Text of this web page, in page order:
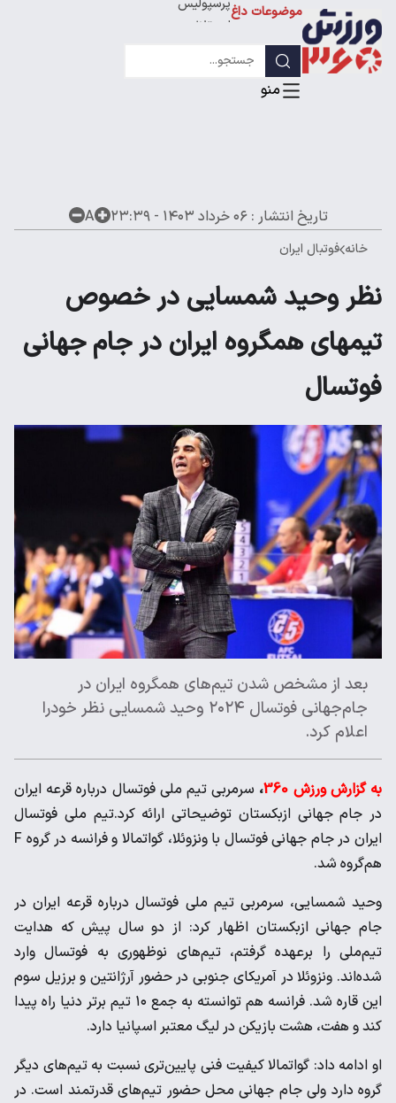
موضوعات داغپرسپولیس
لیگ قهرمانان
تاریخ انتشار :۰۶ خرداد ۱۴۰۳ - ۲۳:۳۹ A
خانه فوتبال ایران
نظر وحید شمسایی در خصوص
تیمهای همگروه ایران در جام جهانی
فوتسال
بعد از مشخص شدن تیم‌های همگروه ایران در
جام‌جهانی فوتسال ۲۰۲۴ وحید شمسایی نظر خودرا
اعلام کرد.
به گزارش ورزش 360 ، سرمربی تیم‌ ملی فوتسال درباره قرعه ایران
در جام جهانی ازبکستان توضیحاتی ارائه کرد.تیم ملی فوتسال
ایران در جام جهانی فوتسال با ونزوئلا، گواتمالا و فرانسه در گروه F
هم‌گروه شد.
وحید شمسایی، سرمربی تیم‌ ملی فوتسال درباره قرعه ایران در
جام جهانی ازبکستان اظهار کرد: از دو سال پیش که هدایت
تیم‌ملی را برعهده گرفتم، تیم‌های نوظهوری به فوتسال وارد
شده‌اند. ونزوئلا در آمریکای جنوبی در حضور آرژانتین و برزیل سوم
این قاره شد. فرانسه هم توانسته به جمع ۱۰ تیم برتر دنیا راه پیدا
کند و هفت، هشت بازیکن در لیگ معتبر اسپانیا دارد.
او ادامه داد: گواتمالا کیفیت فنی پایین‌تری نسبت به تیم‌های دیگر
گروه دارد ولی جام جهانی محل حضور تیم‌های قدرتمند است. در